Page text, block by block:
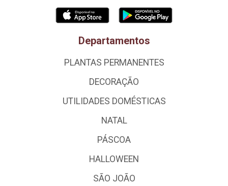
Departamentos
PLANTAS PERMANENTES
DECORAÇÃO
UTILIDADES DOMÉSTICAS
NATAL
PÁSCOA
HALLOWEEN
SÃO JOÃO